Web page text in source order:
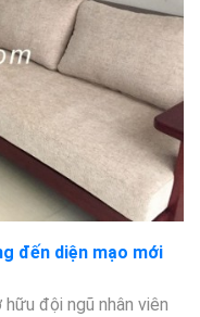
đến diện mạo mới
đội ngũ nhân viên